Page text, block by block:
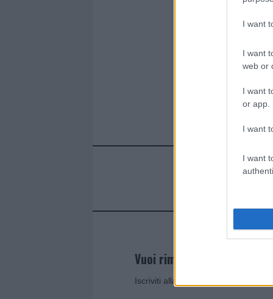
I want
I want
web or
I want
or app.
I want
I want
Vuoi rimanere sempre
Iscriviti alla newsletter di Gallura